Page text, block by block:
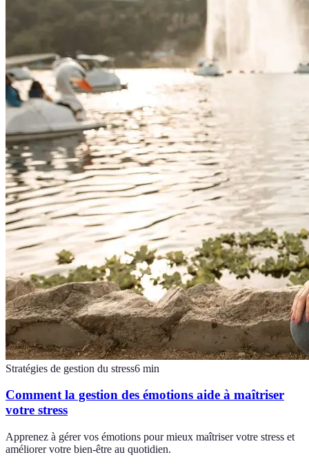
Stratégies de gestion du stress6 min
Comment la gestion des émotions aide à maîtriser
votre stress
Apprenez à gérer vos émotions pour mieux maîtriser votre stress et
améliorer votre bien-être au quotidien.